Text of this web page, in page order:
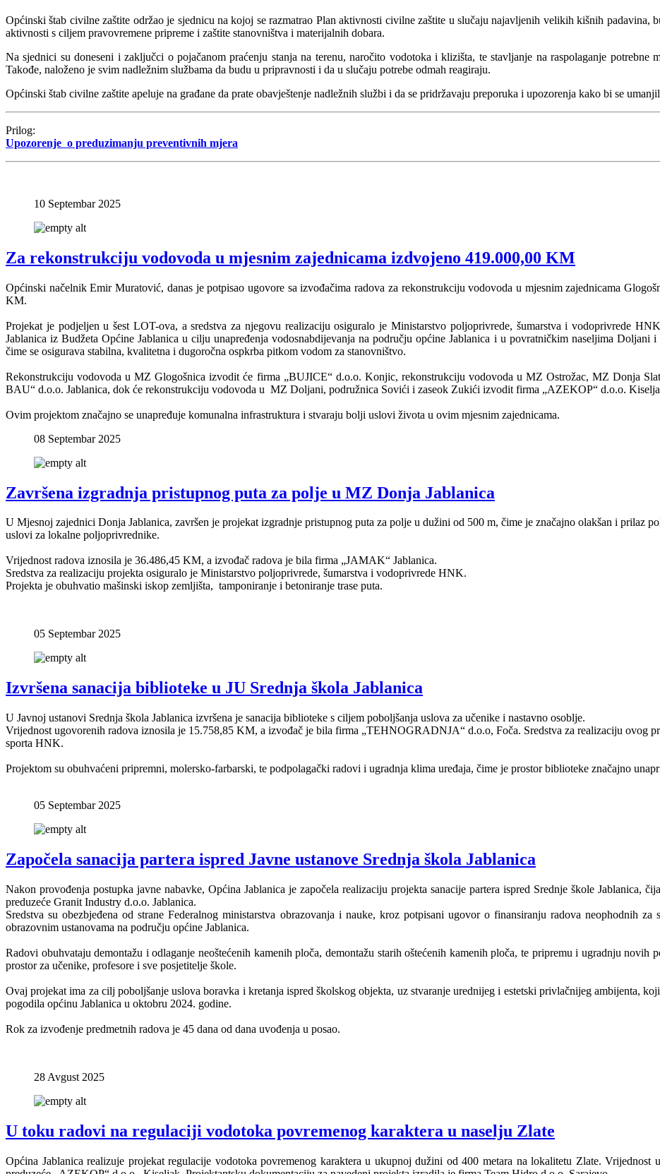
Općinski štab civilne zaštite održao je sjednicu na kojoj se razmatrao Plan aktivnosti civilne zaštite u slučaju najavljenih velikih kišnih padavina,
aktivnosti s ciljem pravovremene pripreme i zaštite stanovništva i materijalnih dobara.
Na sjednici su doneseni i zaključci o pojačanom praćenju stanja na terenu, naročito vodotoka i klizišta, te stavljanje na raspolaganje potrebne
Takođe, naloženo je svim nadležnim službama da budu u pripravnosti i da u slučaju potrebe odmah reagiraju.
Općinski štab civilne zaštite apeluje na građane da prate obavještenje nadležnih službi i da se pridržavaju preporuka i upozorenja kako bi se
Prilog:
Upozorenje o preduzimanju preventivnih mjera
10 Septembar 2025
Za rekonstrukciju vodovoda u mjesnim zajednicama izdvojeno 419.000,00 KM
Općinski načelnik Emir Muratović, danas je potpisao ugovore sa izvođačima radova za rekonstrukciju vodovoda u mjesnim zajednicama
KM.
Projekat je podjeljen u šest LOT-ova, a sredstva za njegovu realizaciju osiguralo je Ministarstvo poljoprivrede, šumarstva i vodoprivrede
Jablanica iz Budžeta Općine Jablanica u cilju unapređenja vodosnabdijevanja na području općine Jablanica i u povratničkim naseljima
čime se osigurava stabilna, kvalitetna i dugoročna ospkrba pitkom vodom za stanovništvo.
Rekonstrukciju vodovoda u MZ Glogošnica izvodit će firma „BUJICE“ d.o.o. Konjic, rekonstrukciju vodovoda u MZ Ostrožac, MZ Donja
BAU“ d.o.o. Jablanica, dok će rekonstrukciju vodovoda u MZ Doljani, podružnica Sovići i zaseok Zukići izvodit firma „AZEKOP“ d.o.o.
Ovim projektom značajno se unapređuje komunalna infrastruktura i stvaraju bolji uslovi života u ovim mjesnim zajednicama.
08 Septembar 2025
Završena izgradnja pristupnog puta za polje u MZ Donja Jablanica
U Mjesnoj zajednici Donja Jablanica, završen je projekat izgradnje pristupnog puta za polje u dužini od 500 m, čime je značajno olakšan i prilaz
uslovi za lokalne poljoprivrednike.
Vrijednost radova iznosila je 36.486,45 KM, a izvođač radova je bila firma „JAMAK“ Jablanica.
Sredstva za realizaciju projekta osiguralo je Ministarstvo poljoprivrede, šumarstva i vodoprivrede HNK.
Projekta je obuhvatio mašinski iskop zemljišta, tamponiranje i betoniranje trase puta.
05 Septembar 2025
Izvršena sanacija biblioteke u JU Srednja škola Jablanica
U Javnoj ustanovi Srednja škola Jablanica izvršena je sanacija biblioteke s ciljem poboljšanja uslova za učenike i nastavno osoblje.
Vrijednost ugovorenih radova iznosila je 15.758,85 KM, a izvođač je bila firma „TEHNOGRADNJA“ d.o.o, Foča. Sredstva za realizaciju ovog
sporta HNK.
Projektom su obuhvaćeni pripremni, molersko-farbarski, te podpolagački radovi i ugradnja klima uređaja, čime je prostor biblioteke značajno
05 Septembar 2025
Započela sanacija partera ispred Javne ustanove Srednja škola Jablanica
Nakon provođenja postupka javne nabavke, Općina Jablanica je započela realizaciju projekta sanacije partera ispred Srednje škole Jablanica,
preduzeće Granit Industry d.o.o. Jablanica.
Sredstva su obezbjeđena od strane Federalnog ministarstva obrazovanja i nauke, kroz potpisani ugovor o finansiranju radova neophodnih
obrazovnim ustanovama na području općine Jablanica.
Radovi obuhvataju demontažu i odlaganje neoštećenih kamenih ploča, demontažu starih oštećenih kamenih ploča, te pripremu i ugradnju
prostor za učenike, profesore i sve posjetitelje škole.
Ovaj projekat ima za cilj poboljšanje uslova boravka i kretanja ispred školskog objekta, uz stvaranje urednijeg i estetski privlačnijeg ambijenta,
pogodila općinu Jablanica u oktobru 2024. godine.
Rok za izvođenje predmetnih radova je 45 dana od dana uvođenja u posao.
28 Avgust 2025
U toku radovi na regulaciji vodotoka povremenog karaktera u naselju Zlate
Općina Jablanica realizuje projekat regulacije vodotoka povremenog karaktera u ukupnoj dužini od 400 metara na lokalitetu Zlate.